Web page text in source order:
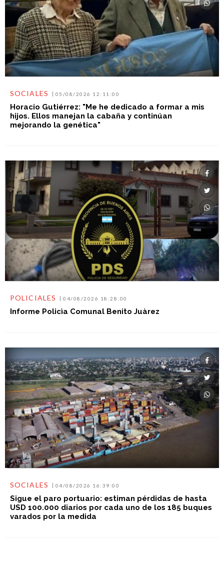
SOCIALES 05/08/2026 12:11:00
Horacio Gutiérrez: "Me he dedicado a formar a mis
hijos. Ellos manejan la cabaña y continúan
mejorando la genética"
POLICIALES 04/08/2026 18:28:00
Informe Policìa Comunal Benito Juàrez
SOCIALES 04/08/2026 16:39:00
Sigue el paro portuario: estiman pérdidas de hasta
USD 100.000 diarios por cada uno de los 185 buques
varados por la medida